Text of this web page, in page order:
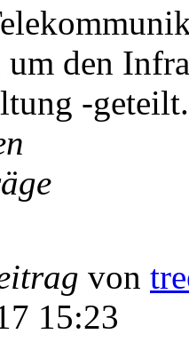
den
-
von
15:23